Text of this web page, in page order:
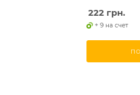
222 грн.
+ 9 на счет